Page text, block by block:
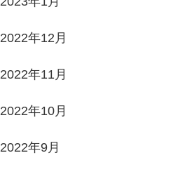
2022年12月
2022年11月
2022年10月
2022年9月